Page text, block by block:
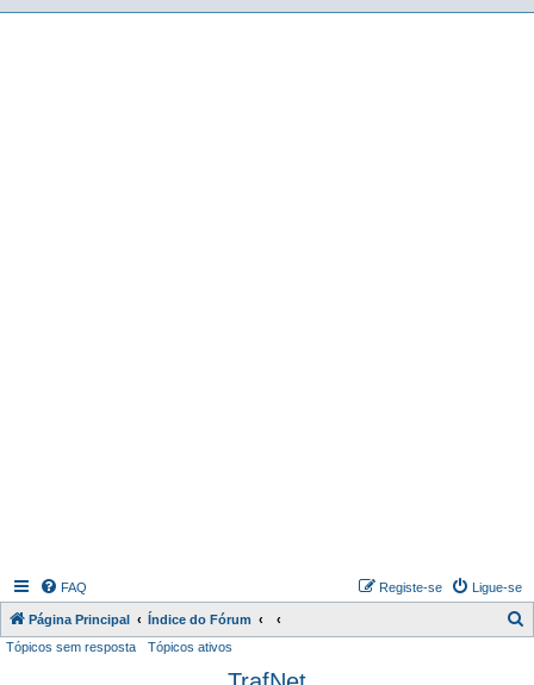
FAQ Ligue-se
Registe-se
Página Principal Índice do Fórum
Tópicos sem resposta Tópicos ativos